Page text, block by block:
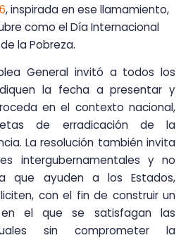
, inspirada en ese llamamiento,
como el Día Internacional
la Pobreza.
General invitó a todos los
la fecha a presentar y
en el contexto nacional,
de erradicación de la
La resolución también invita
intergubernamentales y no
que ayuden a los Estados,
con el fin de construir un
el que se satisfagan las
sin comprometer la